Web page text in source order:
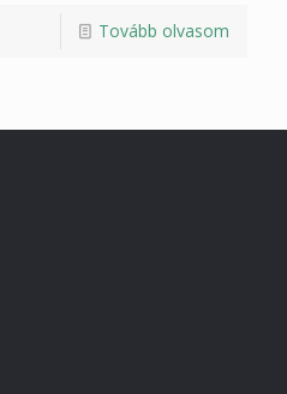
Tovább olvasom